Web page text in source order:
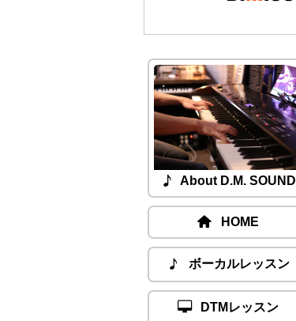
About D.M. SOUND
HOME
ボーカルレッスン
DTMレッスン